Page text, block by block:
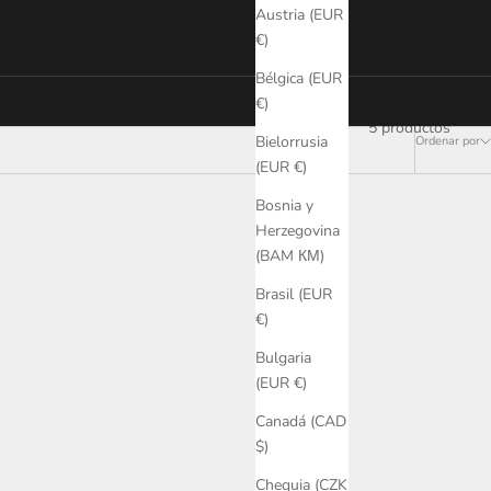
Austria (EUR
€)
Bélgica (EUR
€)
Bielorrusia
(EUR €)
Bosnia y
Herzegovina
(BAM КМ)
Brasil (EUR
€)
Bulgaria
(EUR €)
Canadá (CAD
$)
Chequia (CZK
Ordenar por
5 productos